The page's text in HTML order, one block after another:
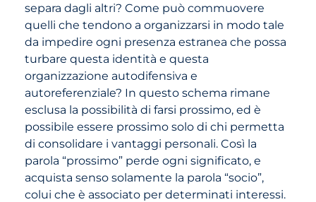
separa dagli altri? Come può commuovere
quelli che tendono a organizzarsi in modo tale
da impedire ogni presenza estranea che possa
turbare questa identità e questa
organizzazione autodifensiva e
autoreferenziale? In questo schema rimane
esclusa la possibilità di farsi prossimo, ed è
possibile essere prossimo solo di chi permetta
di consolidare i vantaggi personali. Così la
parola “prossimo” perde ogni significato, e
acquista senso solamente la parola “socio”,
colui che è associato per determinati interessi.